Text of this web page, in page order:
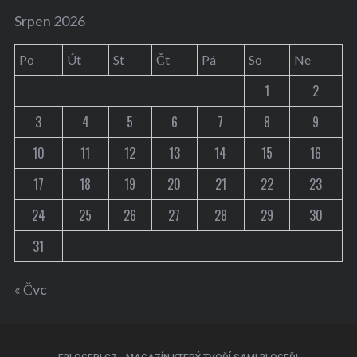
Srpen 2026
Po Út St Čt Pá So Ne
1
2
3
4 5 6 7 8
9
10
11 12 13 14 15
16
17
18 19 20 21 22
23
24
25 26 27 28 29
30
31
« Čvc